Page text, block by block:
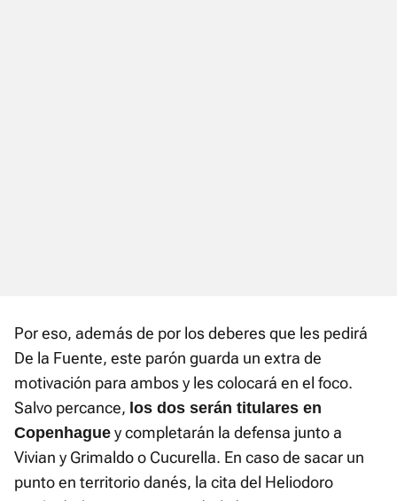
Por eso, además de por los deberes que les pedirá
De la Fuente, este parón guarda un extra de
motivación para ambos y les colocará en el foco.
Salvo percance, los dos serán titulares en
Copenhague y completarán la defensa junto a
Vivian y Grimaldo o Cucurella. En caso de sacar un
punto en territorio danés, la cita del Heliodoro